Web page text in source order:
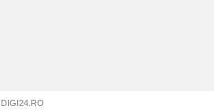
DIGI24.RO